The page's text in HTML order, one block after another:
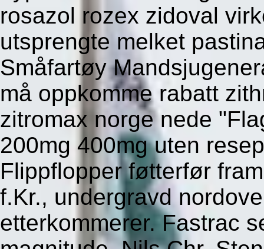
rosazol rozex zidoval
utsprengte melket
Småfartøy
må oppkomme rabatt
zitromax norge nede
200mg 400mg uten
Flippflopper føtterfør
f.Kr., undergravd
etterkommerer. Fastrac